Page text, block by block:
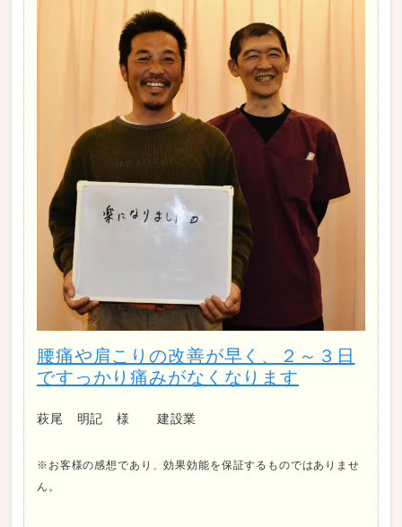
腰痛や肩こりの改善が早く、２～３日
ですっかり痛みがなくなります
萩尾 明記 様 建設業
※お客様の感想であり、効果効能を保証するものではありませ
ん。